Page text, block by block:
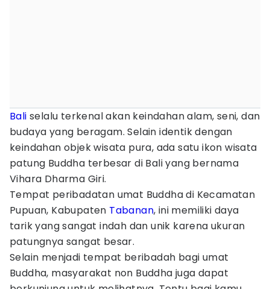
Bali selalu terkenal akan keindahan alam, seni, dan
budaya yang beragam. Selain identik dengan
keindahan objek wisata pura, ada satu ikon wisata
patung Buddha terbesar di Bali yang bernama
Vihara Dharma Giri.
Tempat peribadatan umat Buddha di Kecamatan
Pupuan, Kabupaten Tabanan, ini memiliki daya
tarik yang sangat indah dan unik karena ukuran
patungnya sangat besar.
Selain menjadi tempat beribadah bagi umat
Buddha, masyarakat non Buddha juga dapat